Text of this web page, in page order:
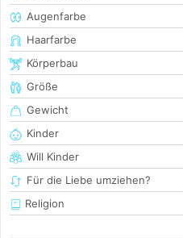
Augenfarbe
Haarfarbe
Körperbau
Größe
Gewicht
Kinder
Will Kinder
Für die Liebe umziehen?
Religion